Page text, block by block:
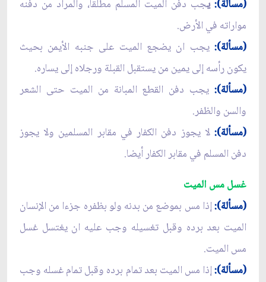
(مسألة):يجب دفن الميت المسلم مطلقا، والمراد من دفنه
مواراته في الأرض.
(مسألة):يجب ان يضجع الميت على جنبه الأيمن بحيث
يكون رأسه إلى يمين من يستقبل القبلة ورجلاه إلى يساره.
(مسألة):يجب دفن القطع المبانة من الميت حتى الشعر
والسن والظفر.
(مسألة):لا يجوز دفن الكفار في مقابر المسلمين ولا يجوز
دفن المسلم في مقابر الكفار أيضا.
غسل مس الميت
(مسألة):إذا مس بموضع من بدنه ولو بظفره جزءا من الإنسان
الميت بعد برده وقبل تغسيله وجب عليه ان يغتسل غسل
مس الميت.
(مسألة):إذا مس الميت بعد تمام برده وقبل تمام غسله وجب